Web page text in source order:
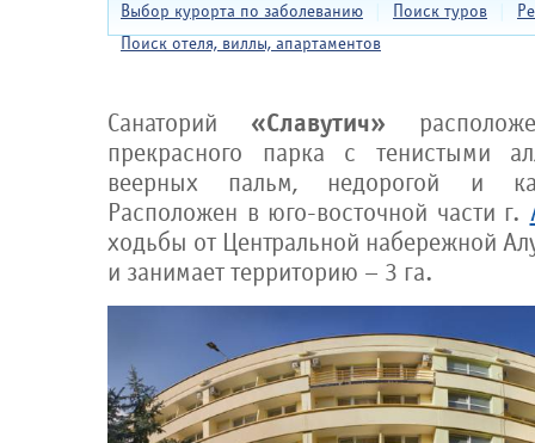
Выбор курорта по заболеванию Поиск туров
Поиск отеля, виллы, апартаментов
Санаторий «Славутич»
прекрасного парка с тенистыми
веерных пальм, недорогой и
Расположен в юго-восточной части г.
ходьбы от Центральной набережной
и занимает территорию – 3 га.